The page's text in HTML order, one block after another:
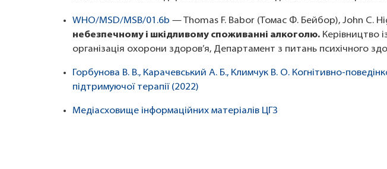
WHO/MSD/MSB/01.6b — Thomas F. Babor (Томас Ф. Бейбор), John C.
небезпечному і шкідливому споживанні алкоголю. Керівництво
організація охорони здоров’я, Департамент з питань психічного
Горбунова В. В., Карачевський А. Б., Климчук В. О. Когнітивно-
підтримуючої терапії (2022)
Медіасховище інформаційних матеріалів ЦГЗ